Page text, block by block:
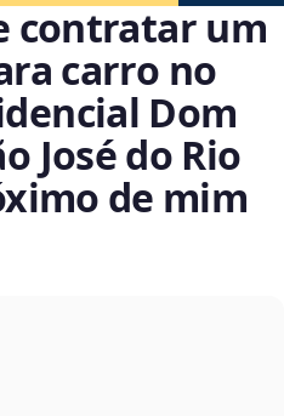
contratar um
carro no
Dom
José do Rio
de mim